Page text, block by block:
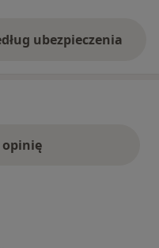
ubezpieczenia
opinię